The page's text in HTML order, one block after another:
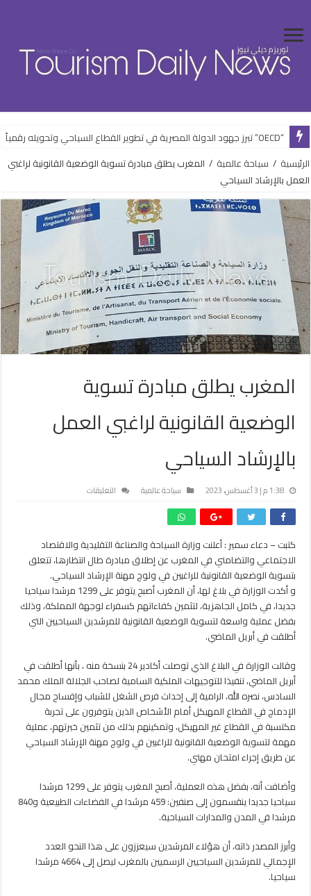
“OECD” تبرز جهود الدولة المصرية في تطوير القطاع السياحي وتحويله رقمياً
الرئيسية / سياحة عالمية / المغرب يطلق مبادرة تسوية الوضعية القانونية لراغبي
العمل بالإرشاد السياحي
المغرب يطلق مبادرة تسوية
الوضعية القانونية لراغبي العمل
بالإرشاد السياحي
1:38 م | 3 أغسطس، 2023 سياحة عالمية التعليقات
تسوية
الوضعية
القانونية
لراغبي
العمل
بالإرشاد
السياحي
كتبت – دعاء سمير : أعلنت وزارة السياحة والصناعة التقليدية والاقتصاد
الاجتماعي والتضامني في المغرب عن إطلاق مبادرة طال انتظارها، تتعلق
بتسوية الوضعية القانونية للراغبين في ولوج مهنة الإرشاد السياحي.
و أكدت الوزارة في بلاغ لها، أن المغرب أصبح يتوفر على 1299 مرشدا سياحيا
جديدا، في كامل الجاهزية، لتثمين كفاءاتهم كسفراء لوجهة المملكة، وذلك
بفضل عملية واسعة لتسوية الوضعية القانونية للمرشدين السياحيين التي
أطلقت في أبريل الماضي.
وقالت الوزارة في البلاغ الذي توصلت أكادير 24 بنسخة منه ، بأنها أطلقت في
أبريل الماضي، تنفيذا للتوجيهات الملكية السامية لصاحب الجلالة الملك محمد
السادس، نصره الله، الرامية إلى إحداث فرص الشغل للشباب وإفساح مجال
الإدماج في القطاع المهيكل أمام الأشخاص الذين يتوفرون على تجربة
مكتسبة في القطاع غير المهيكل، وتمكينهم بذلك من تثمين خبرتهم، عملية
مهمة لتسوية الوضعية القانونية للراغبين في ولوج مهنة الإرشاد السياحي
عن طريق إجراء امتحان مهني.
وأضافت أنه، بفضل هذه العملية، أصبح المغرب يتوفر على 1299 مرشدا
سياحيا جديدا ينقسمون إلى صنفين: 459 مرشدا في الفضاءات الطبيعية و840
مرشدا في المدن والمدارات السياحية.
وأبرز المصدر ذاته، أن هؤلاء المرشدين سيعززون على هذا النحو العدد
الإجمالي للمرشدين السياحيين الرسميين بالمغرب ليصل إلى 4664 مرشدا
سياحيا.